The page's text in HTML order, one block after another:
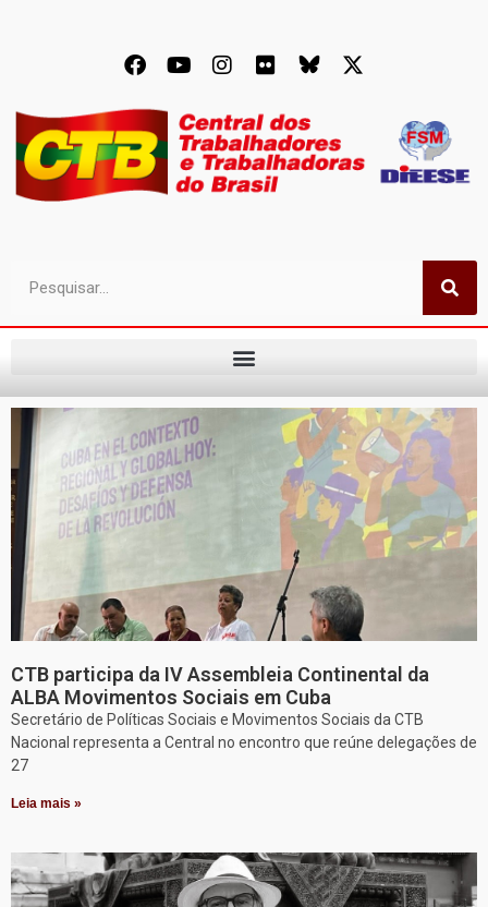
CTB participa da IV Assembleia Continental da
ALBA Movimentos Sociais em Cuba
Secretário de Políticas Sociais e Movimentos Sociais da CTB
Nacional representa a Central no encontro que reúne delegações de
27
Leia mais »